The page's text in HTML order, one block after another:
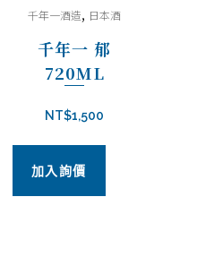
千年一酒造, 日本酒
千年一 郁
720ML
NT$1,500
加入詢價